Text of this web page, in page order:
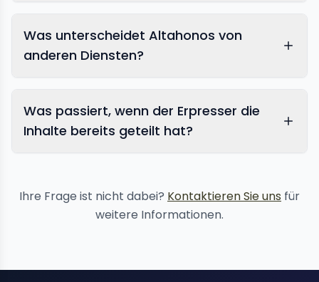
Was unterscheidet Altahonos von
anderen Diensten?
Was passiert, wenn der Erpresser die
Inhalte bereits geteilt hat?
Ihre Frage ist nicht dabei? Kontaktieren Sie uns für
weitere Informationen.